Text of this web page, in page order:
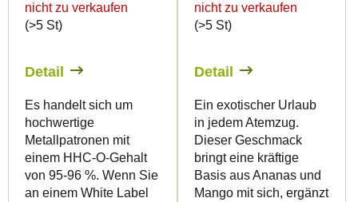
nicht zu verkaufen
(>5 St)
Detail
Es handelt sich um
hochwertige
Metallpatronen mit
einem HHC-O-Gehalt
von 95-96 %. Wenn Sie
an einem White Label
nicht zu verkaufen
(>5 St)
Detail
Ein exotischer Urlaub
in jedem Atemzug.
Dieser Geschmack
bringt eine kräftige
Basis aus Ananas und
Mango mit sich, ergänzt